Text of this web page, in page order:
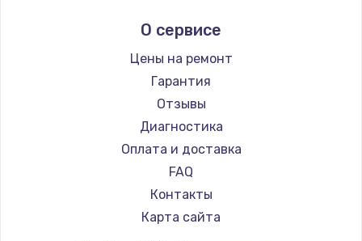
Microsoft
BlackView
Amazon
Aquarius
Philips
Dell
HP
Getac
ZTE
О сервисе
Цены на ремонт
Гарантия
Отзывы
Диагностика
Оплата и доставка
FAQ
Контакты
Карта сайта